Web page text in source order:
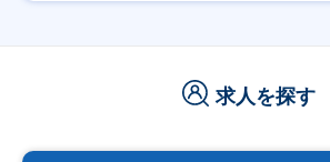
求人を探す